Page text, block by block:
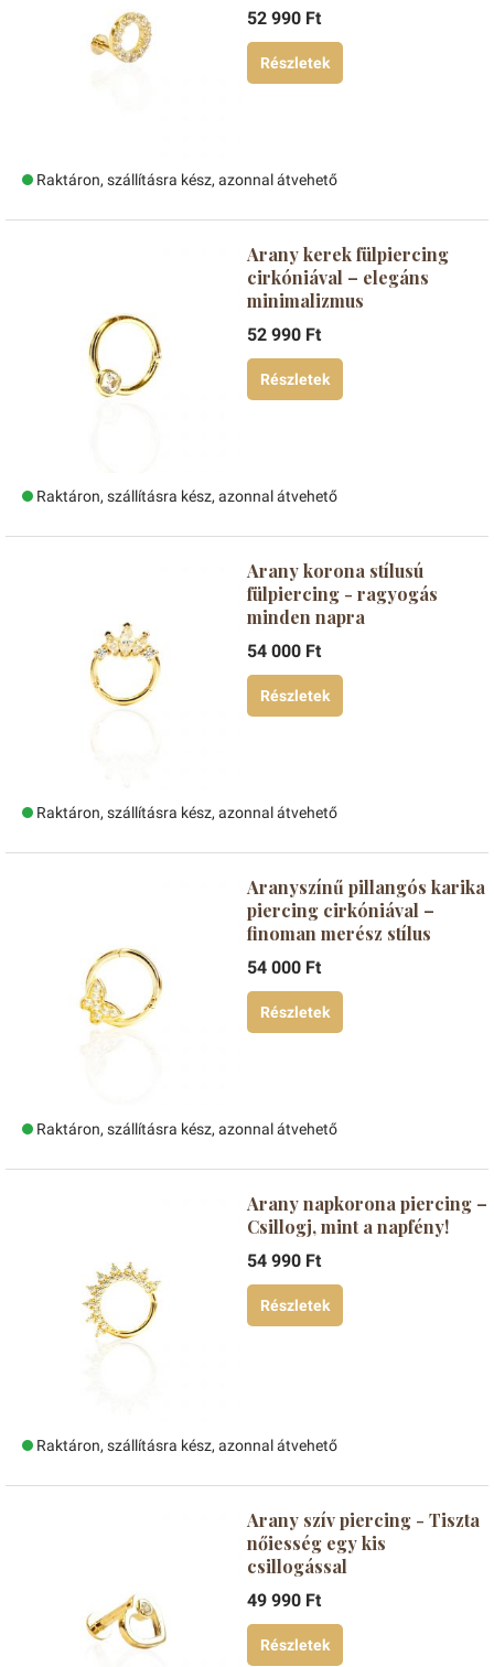
52 990 Ft
Részletek
Raktáron, szállításra kész, azonnal átvehető
Arany kerek fülpiercing
cirkóniával – elegáns
minimalizmus
52 990 Ft
Részletek
Raktáron, szállításra kész, azonnal átvehető
Arany korona stílusú
fülpiercing - ragyogás
minden napra
54 000 Ft
Részletek
Raktáron, szállításra kész, azonnal átvehető
Aranyszínű pillangós karika
piercing cirkóniával –
finoman merész stílus
54 000 Ft
Részletek
Raktáron, szállításra kész, azonnal átvehető
Arany napkorona piercing –
Csillogj, mint a napfény!
54 990 Ft
Részletek
Raktáron, szállításra kész, azonnal átvehető
Arany szív piercing - Tiszta
nőiesség egy kis
csillogással
49 990 Ft
Részletek